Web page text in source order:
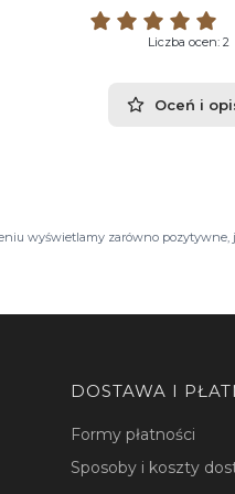
Liczba ocen: 2
Oceń i
wyświetlamy zarówno
DOSTAWA I
Formy płatności
Sposoby i koszty